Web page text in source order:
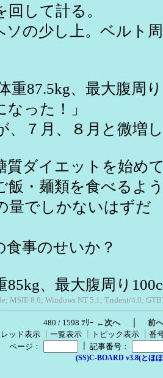
して計る。
上。ベルト周り
重87.5kg、最大腹周
なった！」
、７月、８月と微増
ダイエットを始め
・麺類を食べるよ
量でしかないはずだ
事のせいか？
、最大腹周り
MSIE 8.0; Windows NT 5.1; Trident/4.0;
480 / 1598 ﾂﾘｰ ←次へ｜ 前
ッド表示 一覧表示 トピック表示
番
ページ：
記事番号：
(SS)C-BOARD v3.8(とほ